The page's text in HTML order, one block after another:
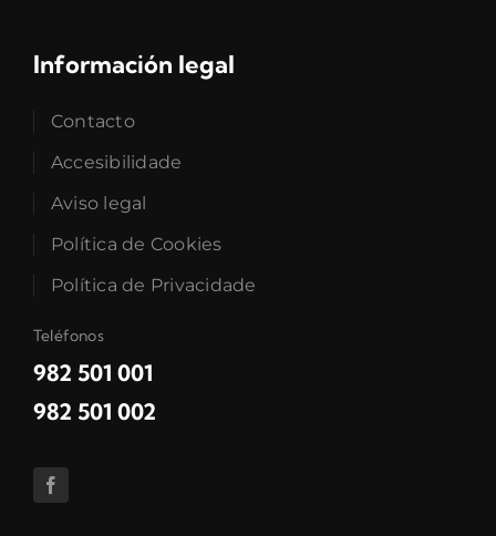
Información legal
Contacto
Accesibilidade
Aviso legal
Política de Cookies
Política de Privacidade
Teléfonos
982 501 001
982 501 002